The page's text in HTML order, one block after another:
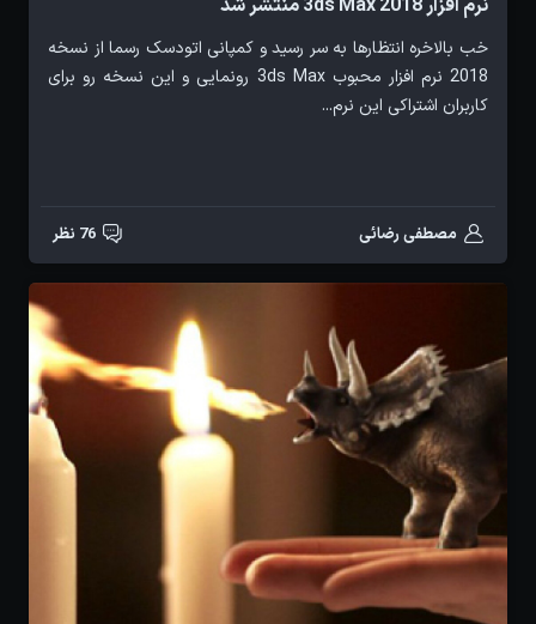
نرم افزار 3ds Max 2018 منتشر شد
خب بالاخره انتظارها به سر رسید و کمپانی اتودسک رسما از نسخه
2018 نرم افزار محبوب 3ds Max رونمایی و این نسخه رو برای
کاربران اشتراکی این نرم...
مصطفی رضائی 76 نظر